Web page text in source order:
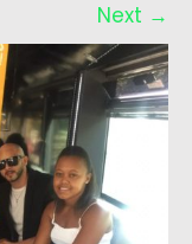
Next →